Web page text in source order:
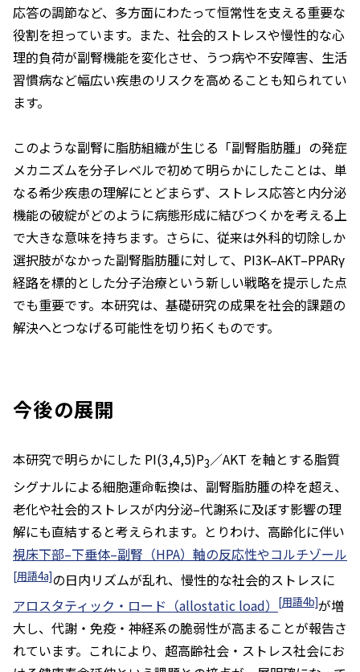
応答の調節など、多方面にわたって恒常性を支える重要な
役割を担っています。また、社会的ストレスや慢性的な心
理的負荷が副腎機能を変化させ、うつ病や不安障害、生活
習慣病など幅広い疾患のリスクを高めることも知られてい
ます。
このような副腎に脂肪組織が生じる「副腎脂肪腫」の発症
メカニズムを分子レベルで初めて明らかにしたことは、単
なる希少疾患の理解にとどまらず、ストレス応答と内分泌
機能の破綻がどのように病態形成に結びつくかを考える上
で大きな意味を持ちます。さらに、従来は外科的切除しか
選択肢がなかった副腎脂肪腫に対して、PI3K–AKT–PPARγ
経路を標的とした分子治療という新しい戦略を提示した点
でも重要です。本研究は、基礎研究の成果を社会的課題の
解決へとつなげる可能性を切り拓くものです。
今後の展開
本研究で明らかにした PI(3,4,5)P3／AKT を軸とする脂質
シグナルによる細胞運命転換は、副腎脂肪腫の枠を超え、
老化や社会的ストレスが内分泌–代謝系に及ぼす影響の理
解にも直結すると考えられます。とりわけ、高齢化に伴い
視床下部–下垂体–副腎（HPA）軸の反応性やコルチゾール
[用語4a]の日内リズムが乱れ、慢性的な社会的ストレスに
アロスタティック・ロード（allostatic load）
[用語4b]が増
大し、代謝・免疫・神経系の脆弱性が高まることが報告さ
れています。これにより、超高齢社会・ストレス社会にお